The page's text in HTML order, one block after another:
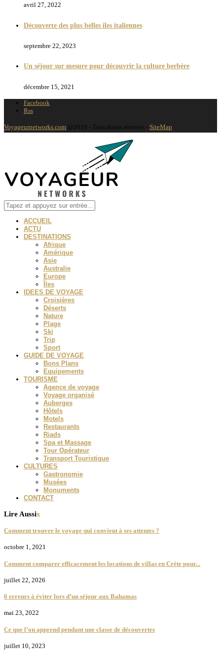
avril 27, 2022
Découverte des plus belles îles italiennes
septembre 22, 2023
Un séjour sur mesure pour découvrir la culture berbère
décembre 15, 2021
Facebook
Rss
Voyageurnetworks.com @2019 - Tous droits réservés - SiteMap
ACCUEIL
ACTU
DESTINATIONS
Afrique
Amérique
Asie
Australie
Europe
Îles
IDEES DE VOYAGE
Croisières
Déserts
Nature
Plage
Ski
Trip
Sport
GUIDE DE VOYAGE
Bons Plans
Equipements
TOURISME
Agence de voyage
Voyage organisé
Auberges
Hôtels
Motels
Restaurants
Riads
Spa et Massage
Tour Opérateur
Transport Touristique
CULTURES
Gastronomie
Musées
Monuments
CONTACT
Lire Aussix
Comment trouver le voyage qui convient à ses attentes ?
octobre 1, 2021
Comment comparer efficacement les locations de villas en Crète pour...
juillet 22, 2026
6 erreurs à éviter lors d’un séjour aux Bahamas
mai 23, 2022
Ce que l’on apprend pendant une classe de découvertes
juillet 10, 2023